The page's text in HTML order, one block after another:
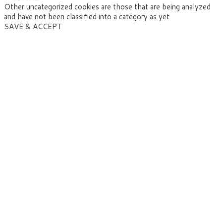
Other uncategorized cookies are those that are being analyzed
and have not been classified into a category as yet.
SAVE & ACCEPT